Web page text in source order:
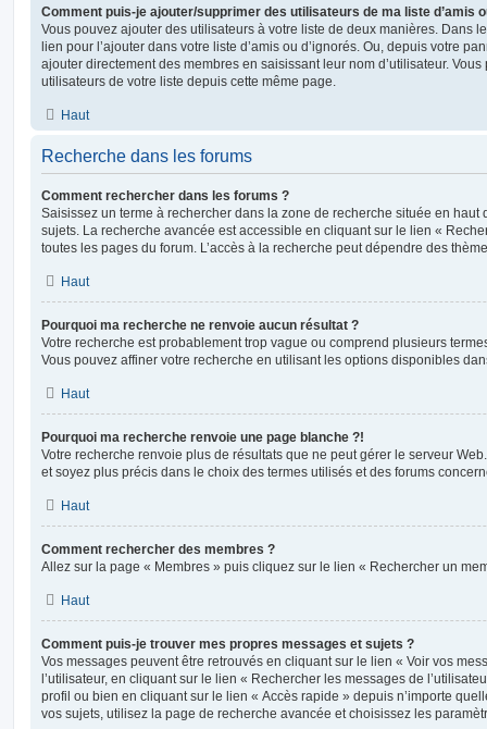
Comment puis-je ajouter/supprimer des utilisateurs de ma liste d’amis
Vous pouvez ajouter des utilisateurs à votre liste de deux manières. Dans
lien pour l’ajouter dans votre liste d’amis ou d’ignorés. Ou, depuis votre
ajouter directement des membres en saisissant leur nom d’utilisateur.
utilisateurs de votre liste depuis cette même page.
Haut
Recherche dans les forums
Comment rechercher dans les forums ?
Saisissez un terme à rechercher dans la zone de recherche située en haut
sujets. La recherche avancée est accessible en cliquant sur le lien «
toutes les pages du forum. L’accès à la recherche peut dépendre des
Haut
Pourquoi ma recherche ne renvoie aucun résultat ?
Votre recherche est probablement trop vague ou comprend plusieurs
Vous pouvez affiner votre recherche en utilisant les options disponibles
Haut
Pourquoi ma recherche renvoie une page blanche ?!
Votre recherche renvoie plus de résultats que ne peut gérer le serveur
et soyez plus précis dans le choix des termes utilisés et des forums
Haut
Comment rechercher des membres ?
Allez sur la page « Membres » puis cliquez sur le lien « Rechercher un
Haut
Comment puis-je trouver mes propres messages et sujets ?
Vos messages peuvent être retrouvés en cliquant sur le lien « Voir vos
l’utilisateur, en cliquant sur le lien « Rechercher les messages de
profil ou bien en cliquant sur le lien « Accès rapide » depuis n’importe
vos sujets, utilisez la page de recherche avancée et choisissez les